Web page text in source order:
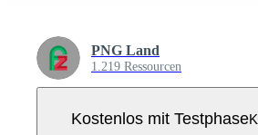
PNG Land
1.219 Ressourcen
Kostenlos mit Testphase